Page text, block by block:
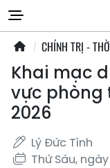
CHÍNH TRỊ -
Khai mạc
vực phòng
2026
Lý Đức Tình
Thứ Sáu,